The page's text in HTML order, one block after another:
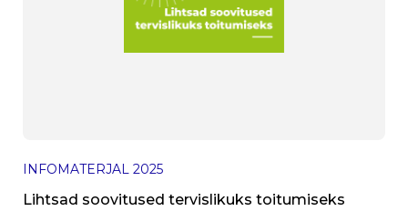
INFOMATERJAL 2025
Lihtsad soovitused tervislikuks toitumiseks